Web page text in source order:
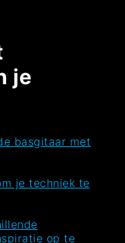
je
basgitaar met
je techniek te
op te